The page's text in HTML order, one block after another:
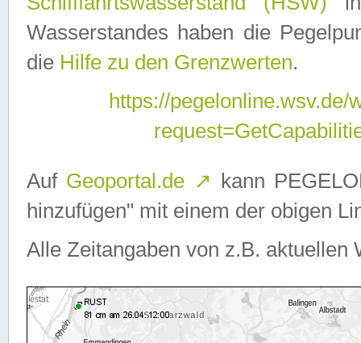
Wasserstandes haben die
die Hilfe zu den Grenzwerten.
https://
Auf Geoportal.de ↗ kann
hinzufügen" mit einem der obigen
Alle Zeitangaben von z.B. aktuellen